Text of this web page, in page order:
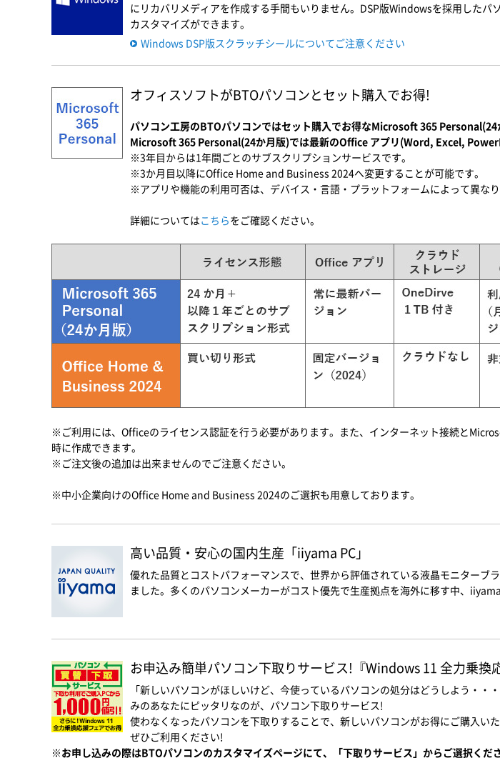
にリカバリメディアを作成する手間もいりません。DSP版Windowsを採用した
カスタマイズができます。
Windows DSP版スクラッチシールについてご注意ください
オフィスソフトがBTOパソコンとセット購入でお得!
パソコン工房のBTOパソコンではセット購入でお得なMicrosoft 365 Personal(24
Microsoft 365 Personal(24か月版)では最新のOffice アプリ(Word, Excel,
※3年目からは1年間ごとのサブスクリプションサービスです。
※3か月目以降にOffice Home and Business 2024へ変更することが可能です。
※アプリや機能の利用可否は、デバイス・言語・プラットフォームによって異な
詳細についてはこちらをご確認ください。
※ご利用には、Officeのライセンス認証を行う必要があります。また、インターネット接続と
時に作成できます。
※ご注文後の追加は出来ませんのでご注意ください。
※中小企業向けのOffice Home and Business 2024のご選択も用意しております。
高い品質・安心の国内生産「iiyama PC」
優れた品質とコストパフォーマンスで、世界から評価されている液晶モニター
ました。多くのパソコンメーカーがコスト優先で生産拠点を海外に移す中、
お申込み簡単パソコン下取りサービス!『Windows 11 全力乗
「新しいパソコンがほしいけど、今使っているパソコンの処分はどうしよう・
みのあなたにピッタリなのが、パソコン下取りサービス!
使わなくなったパソコンを下取りすることで、新しいパソコンがお得にご購入い
ぜひご利用ください!
※お申し込みの際はBTOパソコンのカスタマイズページにて、「下取りサービス」からご選択くださ